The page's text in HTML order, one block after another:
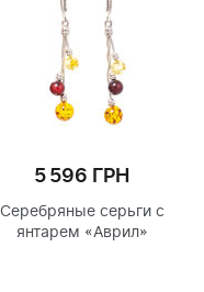
5 596 ГРН
Серебряные серьги с
янтарем «Аврил»